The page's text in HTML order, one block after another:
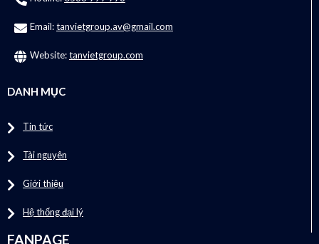
Email:tanvietgroup.av@gmail.com
Website:tanvietgroup.com
DANH MỤC
Tin tức
Tài nguyên
Giới thiệu
Hệ thống đại lý
FANPAGE